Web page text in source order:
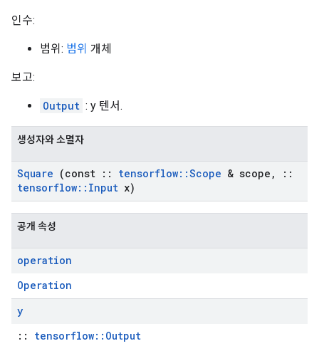
인수:
범위: 범위 개체
보고:
Output : y 텐서.
생성자와 소멸자
Square (const :: tensorflow::Scope & scope ,
::
tensorflow:: Input x)
공개 속성
operation
Operation
y
:: tensorflow::Output